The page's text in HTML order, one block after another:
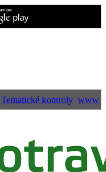
Tematické kontroly www